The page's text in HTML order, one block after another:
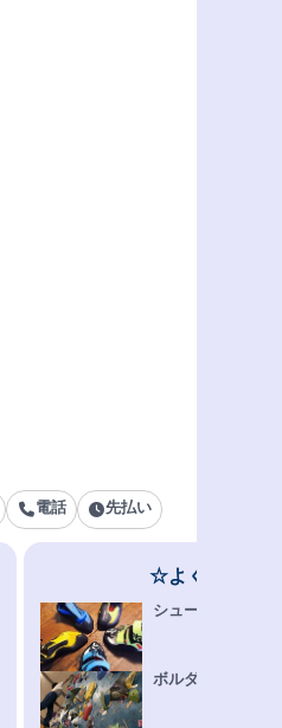
電話 先払い
☆よくある質
シューズ選びFAQ
ボルダリング上達